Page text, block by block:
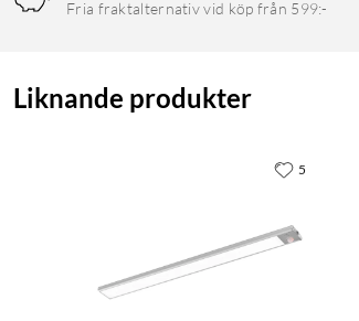
1 × USB-laddkabel
Fria fraktalternativ vid köp från 599:-
Liknande produkter
5